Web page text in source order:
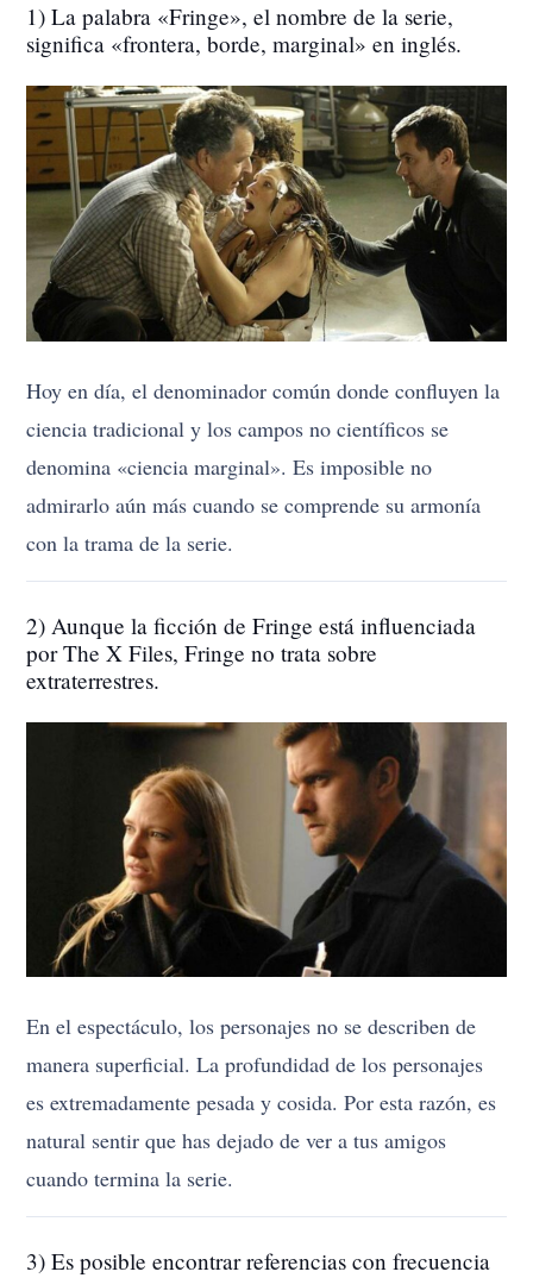
1) La palabra «Fringe», el nombre de la serie,
significa «frontera, borde, marginal» en inglés.
Hoy en día, el denominador común donde confluyen la
ciencia tradicional y los campos no científicos se
denomina «ciencia marginal». Es imposible no
admirarlo aún más cuando se comprende su armonía
con la trama de la serie.
2) Aunque la ficción de Fringe está influenciada
por The X Files, Fringe no trata sobre
extraterrestres.
En el espectáculo, los personajes no se describen de
manera superficial. La profundidad de los personajes
es extremadamente pesada y cosida. Por esta razón, es
natural sentir que has dejado de ver a tus amigos
cuando termina la serie.
3) Es posible encontrar referencias con frecuencia